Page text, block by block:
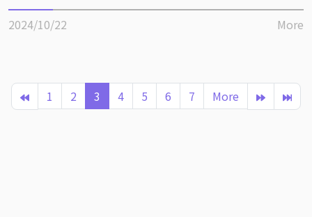
2024/10/22 More
1 2 3 4 5 6 7 More